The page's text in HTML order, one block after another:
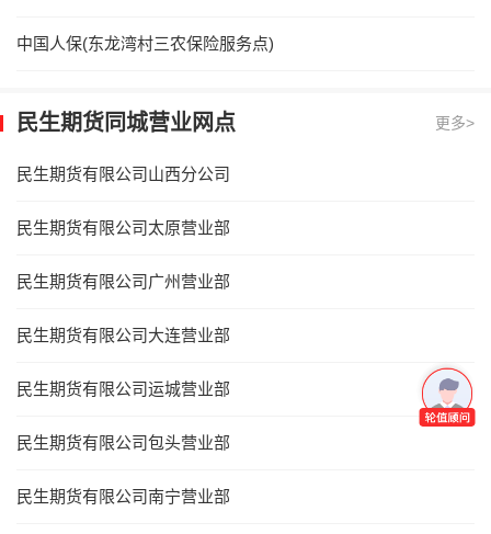
中国人保(东龙湾村三农保险服务点)
民生期货同城营业网点 更多>
民生期货有限公司山西分公司
民生期货有限公司太原营业部
民生期货有限公司广州营业部
民生期货有限公司大连营业部
民生期货有限公司运城营业部
民生期货有限公司包头营业部
民生期货有限公司南宁营业部